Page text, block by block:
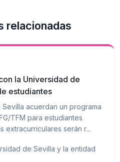
relacionadas
la Universidad de
estudiantes
acuerdan un programa
TFM para estudiantes
extracurriculares serán r...
de Sevilla y la entidad